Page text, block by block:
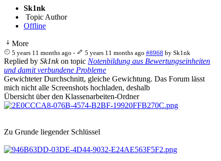
Sk1nk
Topic Author
Offline
More
5 years 11 months ago - 5 years 11 months ago #8968 by Sk1nk
Replied by Sk1nkon topic Notenbildung aus Bewertungseinheiten
und damit verbundene Probleme
Gewichteter Durchschnitt, gleiche Gewichtung. Das Forum lässt
mich nicht alle Screenshots hochladen, deshalb
Übersicht über den Klassenarbeiten-Ordner
Zu Grunde liegender Schlüssel